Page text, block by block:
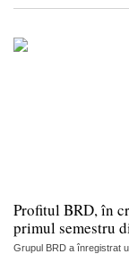
Profitul BRD, în
primul semestru
Grupul BRD a înregistrat